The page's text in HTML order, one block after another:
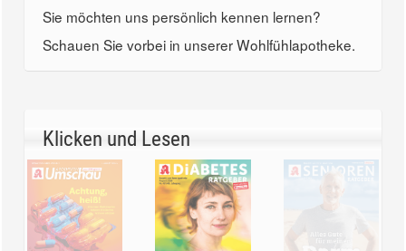
Sie möchten uns persönlich kennen lernen?
Schauen Sie vorbei in unserer Wohlfühlapotheke.
Klicken und Lesen